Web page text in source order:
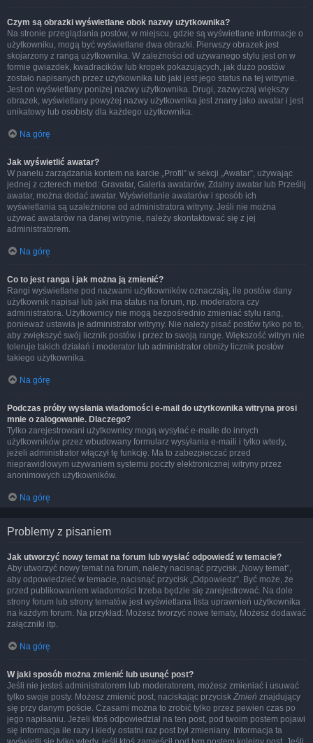
Czym są obrazki wyświetlane obok nazwy użytkownika?
Na stronie przeglądania postów, w miejscu, gdzie są wyświetlane informacje o
użytkowniku, mogą być wyświetlane dwa obrazki. Pierwszy obrazek jest
skojarzony z rangą użytkownika. W zależności od używanego stylu jest on w
formie gwiazdek, kwadracików lub kropek pokazujących, jak dużo postów
zostało napisanych przez użytkownika lub jaki jest jego status na tej witrynie.
Jest on wyświetlany poniżej nazwy użytkownika. Drugi, zazwyczaj większy
obrazek, wyświetlany powyżej nazwy użytkownika jest znany jako awatar i jest
unikatowy lub osobisty dla każdego użytkownika.
Na górę
Jak wyświetlić awatar?
W panelu zarządzania kontem na karcie „Profil” w sekcji „Awatar”, używając
jednej z czterech metod: Gravatar, Galeria awatarów, Zdalny awatar lub Prześlij
awatar, można dodać awatar. Wyświetlanie awatarów i sposób ich
wyświetlania są uzależnione od administratora witryny. Jeśli nie można
używać awatarów na danej witrynie, należy skontaktować się z jej
administratorem.
Na górę
Co to jest ranga i jak można ją zmienić?
Rangi wyświetlane pod nazwami użytkowników oznaczają, ile postów dany
użytkownik napisał lub jaki ma status na forum, np. moderatora czy
administratora. Użytkownicy nie mogą bezpośrednio zmieniać stylu rang,
ponieważ ustawia je administrator witryny. Nie należy pisać postów tylko po to,
aby zwiększyć swój licznik postów i przez to swoją rangę. Większość witryn nie
toleruje takich działań i moderator lub administrator obniży licznik postów
takiego użytkownika.
Na górę
Podczas próby wysłania wiadomości e-mail do użytkownika witryna prosi
mnie o zalogowanie. Dlaczego?
Tylko zarejestrowani użytkownicy mogą wysyłać e-maile do innych
użytkowników przez wbudowany formularz wysyłania e-maili i tylko wtedy,
jeżeli administrator włączył tę funkcję. Ma to zabezpieczać przed
nieprawidłowym używaniem systemu poczty elektronicznej witryny przez
anonimowych użytkowników.
Na górę
Problemy z pisaniem
Jak utworzyć nowy temat na forum lub wysłać odpowiedź w temacie?
Aby utworzyć nowy temat na forum, należy nacisnąć przycisk „Nowy temat”,
aby odpowiedzieć w temacie, nacisnąć przycisk „Odpowiedz”. Być może, że
przed publikowaniem wiadomości trzeba będzie się zarejestrować. Na dole
strony forum lub strony tematów jest wyświetlana lista uprawnień użytkownika
na każdym forum. Na przykład: Możesz tworzyć nowe tematy, Możesz dodawać
załączniki itp.
Na górę
W jaki sposób można zmienić lub usunąć post?
Jeśli nie jesteś administratorem lub moderatorem, możesz zmieniać i usuwać
tylko swoje posty. Możesz zmienić post, naciskając przycisk Zmień znajdujący
się przy danym poście. Czasami można to zrobić tylko przez pewien czas po
jego napisaniu. Jeżeli ktoś odpowiedział na ten post, pod twoim postem pojawi
się informacja ile razy i kiedy ostatni raz post był zmieniany. Informacja ta